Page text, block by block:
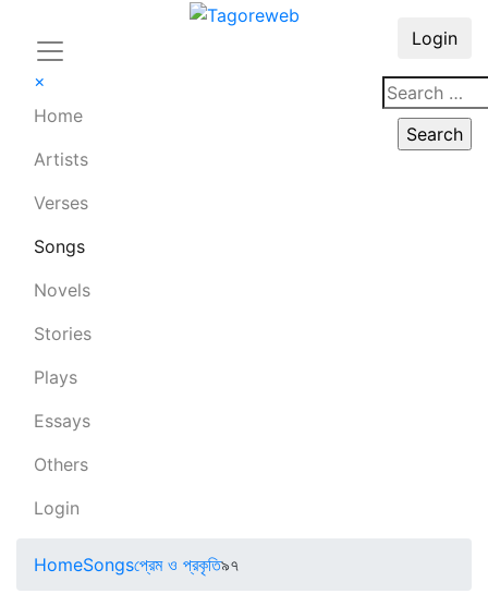
×
Home
Artists
Verses
Songs
Novels
Stories
Plays
Essays
Others
Login
Login
HomeSongsপ্রেম ও প্রকৃতি৯৭